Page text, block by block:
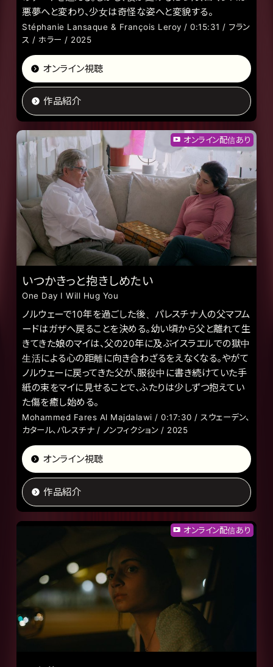
悪夢へと変わり、少女は奇怪な姿へと変貌する。
Stéphanie Lansaque & François Leroy / 0:15:31 / フラン
ス / ホラー / 2025
オンライン視聴
作品紹介
オンライン配信あり
いつかきっと抱きしめたい
One Day I Will Hug You
ノルウェーで10年を過ごした後、パレスチナ人の父マフム
ードはガザへ戻ることを決める。幼い頃から父と離れて生
きてきた娘のマイは、父の20年に及ぶイスラエルでの獄中
生活による心の距離に向き合わざるをえなくなる。やがて
ノルウェーに戻ってきた父が、服役中に書き続けていた手
紙の束をマイに見せることで、ふたりは少しずつ抱えてい
た傷を癒し始める。
Mohammed Fares Al Majdalawi / 0:17:30 / スウェーデン、
カタール、パレスチナ / ノンフィクション / 2025
オンライン視聴
作品紹介
オンライン配信あり